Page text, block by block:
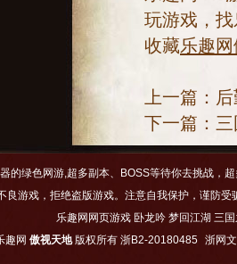
玩游戏，
收藏乐趣
上一篇：
下一篇：
的绿色网游,超多副本、BOSS等待你去挑战，
良游戏，拒绝盗版游戏。注意自我保护，谨防
乐趣网网页游戏 卧龙吟 梦回江湖 三
趣网 傲视天地版权所有 浙B2-20180485 浙网